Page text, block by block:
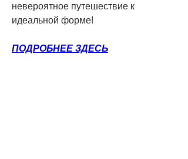
невероятное путешествие к
идеальной форме!
ПОДРОБНЕЕ ЗДЕСЬ